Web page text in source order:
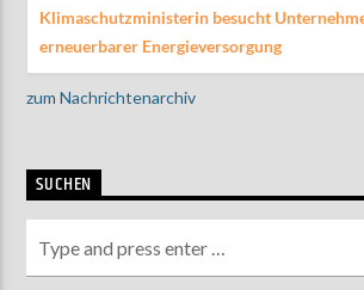
Klimaschutzministerin besucht
erneuerbarer Energieversorgung
zum Nachrichtenarchiv
SUCHEN